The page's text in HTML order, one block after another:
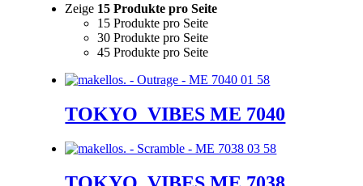
Zeige 15 Produkte pro Seite
15 Produkte pro Seite
30 Produkte pro Seite
45 Produkte pro Seite
TOKYO_VIBES ME 7040